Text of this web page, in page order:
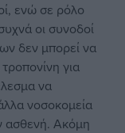
ενώ σε ρόλο
οι συνοδοί
δεν μπορεί να
για
να
νοσοκομεία
ασθενή. Ακόμη